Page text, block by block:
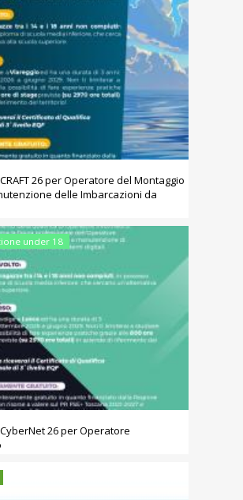
26 per Operatore del Montaggio
delle Imbarcazioni da
under 18
26 per Operatore